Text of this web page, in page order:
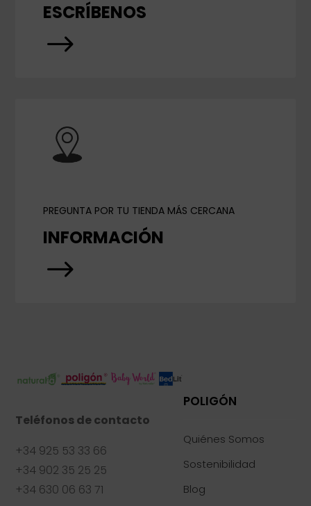
ESCRÍBENOS
$
PREGUNTA POR TU TIENDA MÁS CERCANA
INFORMACIÓN
$
Teléfonos de contacto
+34 925 53 33 66
+34 902 35 25 25
+34 630 06 63 71
POLIGÓN
Quiénes Somos
Sostenibilidad
Blog